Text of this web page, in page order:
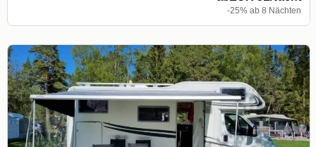
-25% ab 8 Nächten